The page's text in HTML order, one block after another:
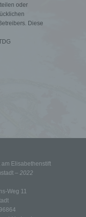
oder
Diese
am Elisabethenstift
– 2022
Weg 11
natürlichen Person
oder identifizierbare
oder Veränderung,
andere Form der
die
Markierung